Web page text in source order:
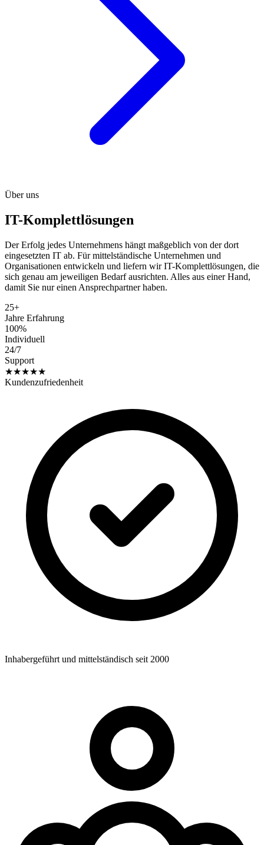
Über uns
IT-Komplettlösungen
Der Erfolg jedes Unternehmens hängt maßgeblich von der dort
eingesetzten IT ab. Für mittelständische Unternehmen und
Organisationen entwickeln und liefern wir IT-Komplettlösungen, die
sich genau am jeweiligen Bedarf ausrichten. Alles aus einer Hand,
damit Sie nur einen Ansprechpartner haben.
25+
Jahre Erfahrung
100%
Individuell
24/7
Support
★★★★★
Kundenzufriedenheit
Inhabergeführt und mittelständisch seit 2000